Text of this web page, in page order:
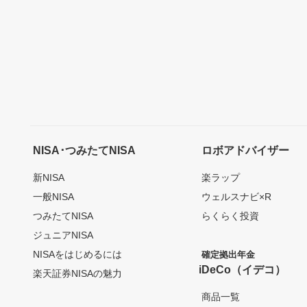
NISA･つみたてNISA
新NISA
一般NISA
つみたてNISA
ジュニアNISA
NISAをはじめるには
楽天証券NISAの魅力
ロボアドバイザー
楽ラップ
ウェルスナビ×R
らくらく投資
確定拠出年金
iDeCo（イデコ）
商品一覧